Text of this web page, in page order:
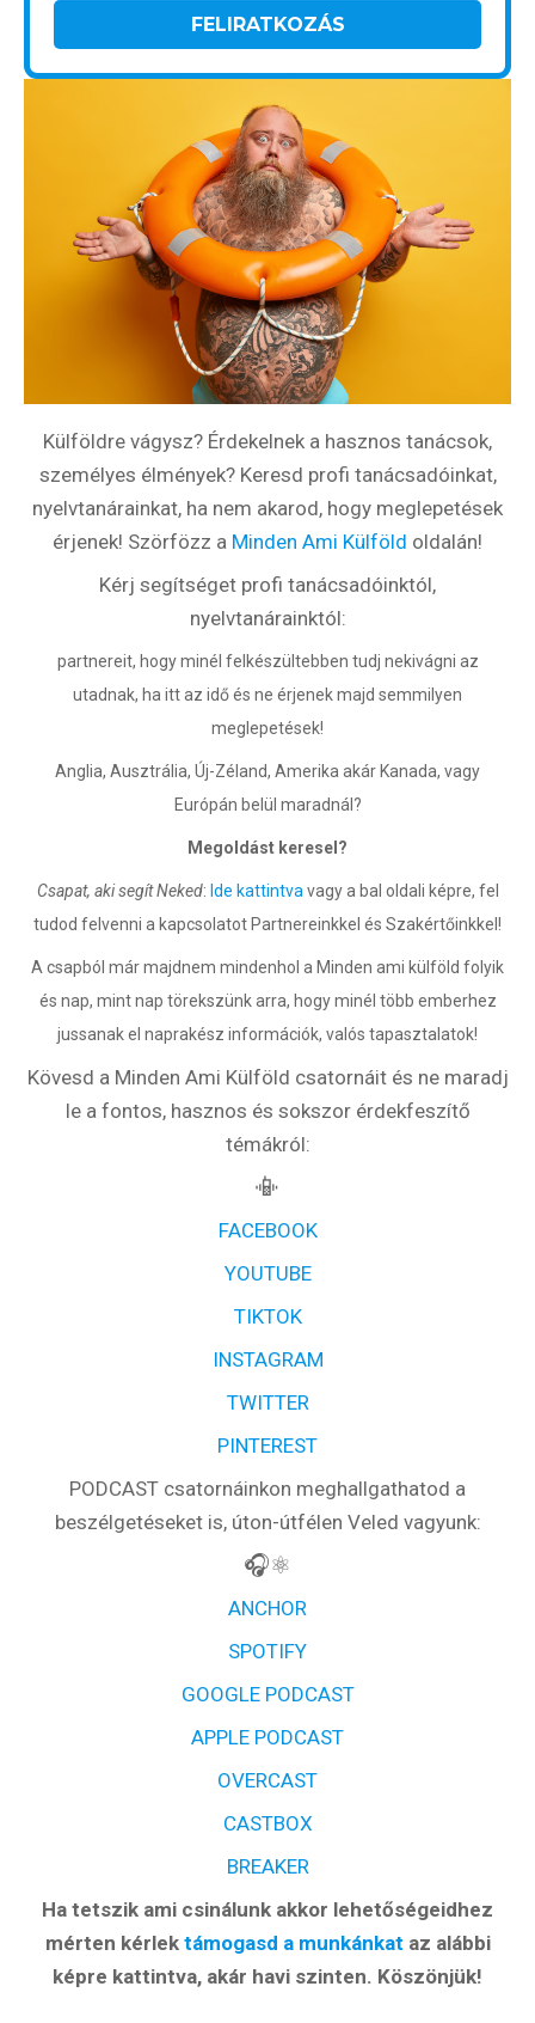
FELIRATKOZÁS
Külföldre vágysz? Érdekelnek a hasznos tanácsok,
személyes élmények? Keresd profi tanácsadóinkat,
nyelvtanárainkat, ha nem akarod, hogy meglepetések
érjenek! Szörfözz a Minden Ami Külföld oldalán!
Kérj segítséget profi tanácsadóinktól,
nyelvtanárainktól:
partnereit, hogy minél felkészültebben tudj nekivágni az
utadnak, ha itt az idő és ne érjenek majd semmilyen
meglepetések!
Anglia, Ausztrália, Új-Zéland, Amerika akár Kanada, vagy
Európán belül maradnál?
Megoldást keresel?
Csapat, aki segít Neked: Ide kattintva vagy a bal oldali képre, fel
tudod felvenni a kapcsolatot Partnereinkkel és Szakértőinkkel!
A csapból már majdnem mindenhol a Minden ami külföld folyik
és nap, mint nap törekszünk arra, hogy minél több emberhez
jussanak el naprakész információk, valós tapasztalatok!
Kövesd a Minden Ami Külföld csatornáit és ne maradj
le a fontos, hasznos és sokszor érdekfeszítő
témákról:
📳
FACEBOOK
YOUTUBE
TIKTOK
INSTAGRAM
TWITTER
PINTEREST
PODCAST csatornáinkon meghallgathatod a
beszélgetéseket is, úton-útfélen Veled vagyunk:
🎧⚛️
ANCHOR
SPOTIFY
GOOGLE PODCAST
APPLE PODCAST
OVERCAST
CASTBOX
BREAKER
Ha tetszik ami csinálunk akkor lehetőségeidhez
mérten kérlek támogasd a munkánkat az alábbi
képre kattintva, akár havi szinten. Köszönjük!